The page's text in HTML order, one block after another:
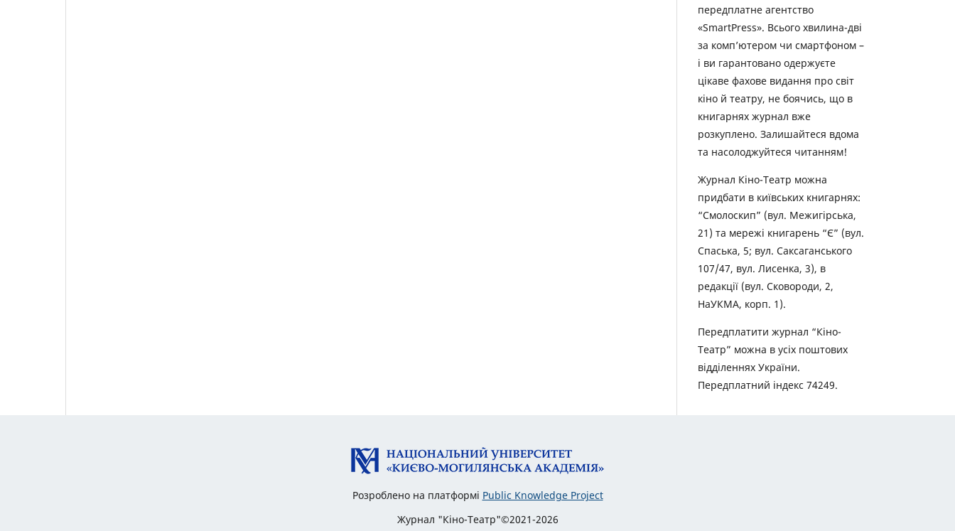
передплатне агентство
«SmartPress». Всього хвилина-дві
за комп’ютером чи смартфоном –
і ви гарантовано одержуєте
цікаве фахове видання про світ
кіно й театру, не боячись, що в
книгарнях журнал вже
розкуплено. Залишайтеся вдома
та насолоджуйтеся читанням!
Журнал Кіно-Театр можна
придбати в київських книгарнях:
“Смолоскип” (вул. Межигірська,
21) та мережі книгарень “Є” (вул.
Спаська, 5; вул. Саксаганського
107/47, вул. Лисенка, 3), в
редакції (вул. Сковороди, 2,
НаУКМА, корп. 1).
Передплатити журнал “Кіно-
Театр” можна в усіх поштових
відділеннях України.
Передплатний індекс 74249.
Розроблено на платформі Public Knowledge Project
Журнал "Кіно-Театр"©2021-2026